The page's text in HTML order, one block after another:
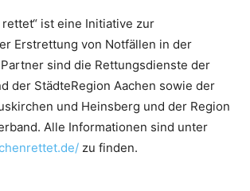
rettet“ ist eine Initiative zur
Erstrettung von Notfällen in der
sind die Rettungsdienste der
der StädteRegion Aachen sowie der
und Heinsberg und der Region
Alle Informationen sind unter
zu finden.